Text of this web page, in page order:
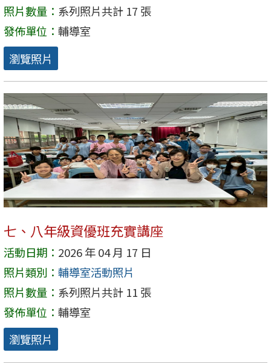
照片數量： 系列照片共計 17 張
發佈單位： 輔導室
瀏覽照片
七、八年級資優班充實講座
活動日期： 2026 年 04 月 17 日
照片類別： 輔導室活動照片
照片數量： 系列照片共計 11 張
發佈單位： 輔導室
瀏覽照片